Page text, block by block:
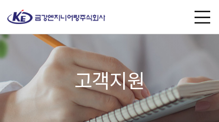
고객지원